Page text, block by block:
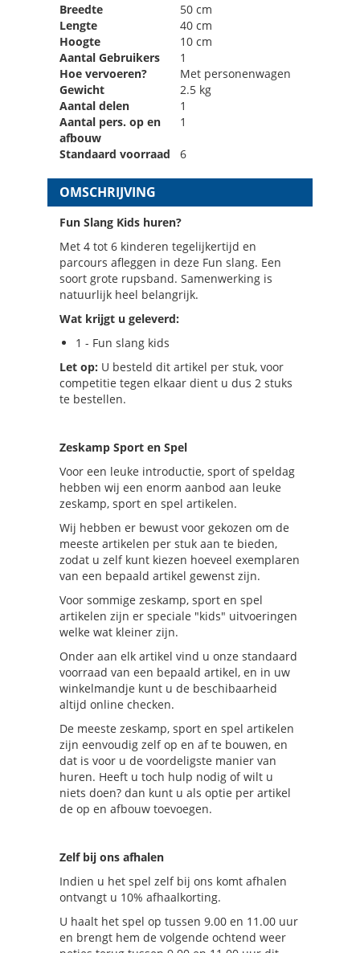
Breedte
50 cm
Lengte
40 cm
Hoogte
10 cm
Aantal Gebruikers
1
Hoe vervoeren?
Met personenwagen
Gewicht
2.5 kg
Aantal delen
1
Aantal pers. op en
afbouw
1
Standaard voorraad 6
OMSCHRIJVING
Fun Slang Kids huren?
Met 4 tot 6 kinderen tegelijkertijd en
parcours afleggen in deze Fun slang. Een
soort grote rupsband. Samenwerking is
natuurlijk heel belangrijk.
Wat krijgt u geleverd:
1 - Fun slang kids
Let op: U besteld dit artikel per stuk, voor
competitie tegen elkaar dient u dus 2 stuks
te bestellen.
Zeskamp Sport en Spel
Voor een leuke introductie, sport of speldag
hebben wij een enorm aanbod aan leuke
zeskamp, sport en spel artikelen.
Wij hebben er bewust voor gekozen om de
meeste artikelen per stuk aan te bieden,
zodat u zelf kunt kiezen hoeveel exemplaren
van een bepaald artikel gewenst zijn.
Voor sommige zeskamp, sport en spel
artikelen zijn er speciale "kids" uitvoeringen
welke wat kleiner zijn.
Onder aan elk artikel vind u onze standaard
voorraad van een bepaald artikel, en in uw
winkelmandje kunt u de beschibaarheid
altijd online checken.
De meeste zeskamp, sport en spel artikelen
zijn eenvoudig zelf op en af te bouwen, en
dat is voor u de voordeligste manier van
huren. Heeft u toch hulp nodig of wilt u
niets doen? dan kunt u als optie per artikel
de op en afbouw toevoegen.
Zelf bij ons afhalen
Indien u het spel zelf bij ons komt afhalen
ontvangt u 10% afhaalkorting.
U haalt het spel op tussen 9.00 en 11.00 uur
en brengt hem de volgende ochtend weer